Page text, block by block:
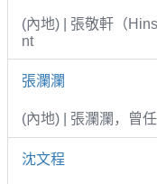
(內地) | 張敬軒（
nt
張瀾瀾
(內地) | 張瀾瀾，曾
沈文程